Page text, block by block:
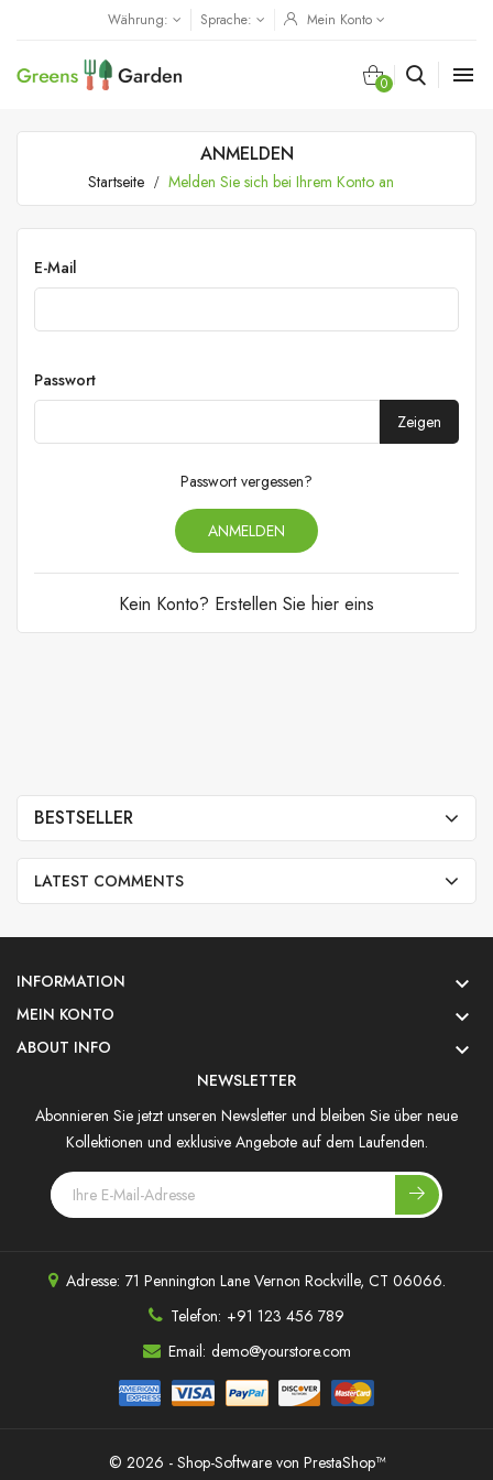
Währung: Sprache: Mein Konto
0 
ANMELDEN
Startseite Melden Sie sich bei Ihrem Konto an
E-Mail
Passwort
Zeigen
Passwort vergessen?
ANMELDEN
Kein Konto? Erstellen Sie hier eins
BESTSELLER
LATEST COMMENTS
INFORMATION 
MEIN KONTO 
ABOUT INFO 
NEWSLETTER
Abonnieren Sie jetzt unseren Newsletter und bleiben Sie über neue
Kollektionen und exklusive Angebote auf dem Laufenden.
Adresse: 71 Pennington Lane Vernon Rockville, CT 06066.
Telefon: +91 123 456 789
Email: demo@yourstore.com
© 2026 - Shop-Software von PrestaShop™